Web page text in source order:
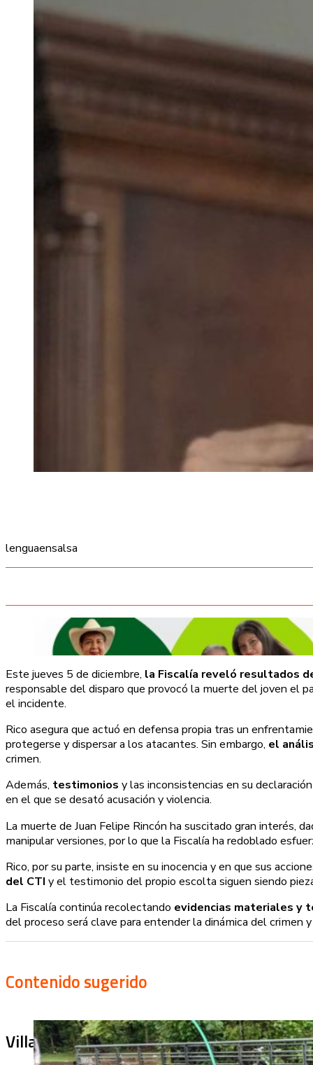
lenguaensalsa
Este jueves 5 de diciembre, la Fiscalía reveló resultados
responsable del disparo que provocó la muerte del joven el
el incidente.
Rico asegura que actuó en defensa propia tras un
protegerse y dispersar a los atacantes. Sin embargo, el
crimen.
Además, testimonios y las inconsistencias en su
en el que se desató acusación y violencia.
La muerte de Juan Felipe Rincón ha suscitado gran interés,
manipular versiones, por lo que la Fiscalía ha redoblado
Rico, por su parte, insiste en su inocencia y en que sus
del CTI y el testimonio del propio escolta siguen siendo
La Fiscalía continúa recolectando evidencias materiales y
del proceso será clave para entender la dinámica del crimen
Contenido sugerido
Villa Julia no puede tapar el problema: